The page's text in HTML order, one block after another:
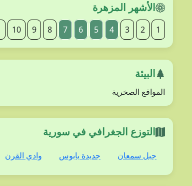
الأشهر المزهرة
1
2
3
4
5
6
7
8
9
10
البيئة
المواقع الصخرية
التوزع الجغرافي في سورية
جبل سمعان جديدة يابوس وادي القرن